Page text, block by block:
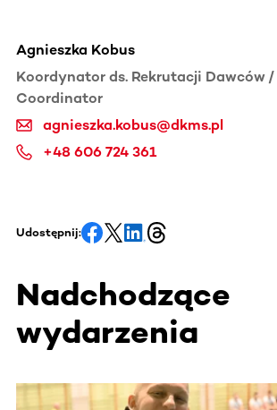
Agnieszka Kobus
Koordynator ds. Rekrutacji Dawców /
Coordinator
agnieszka.kobus@dkms.pl
+48 606 724 361
Udostępnij:
Nadchodzące
wydarzenia
Ta sekcja zawiera treści przewijane w